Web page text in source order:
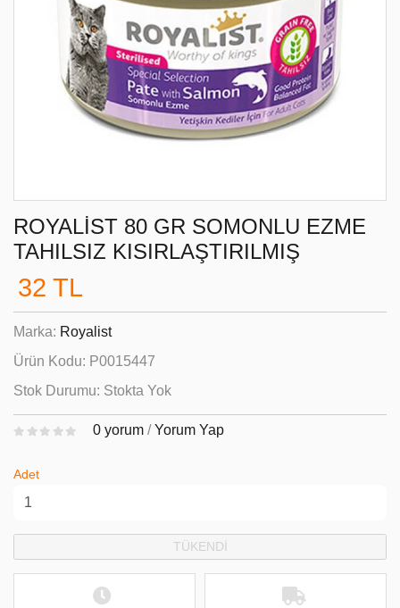
ROYALIST 80 GR SOMONLU EZME
TAHILSIZ KISIRLAŞTIRILMIŞ
32 TL
Marka: Royalist
Ürün Kodu: P0015447
Stok Durumu: Stokta Yok
0 yorum/Yorum Yap
Adet
TÜKENDİ